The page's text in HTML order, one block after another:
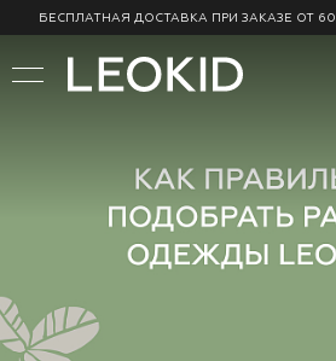
БЕСПЛАТНАЯ ДОСТАВКА ПРИ ЗАКАЗЕ ОТ